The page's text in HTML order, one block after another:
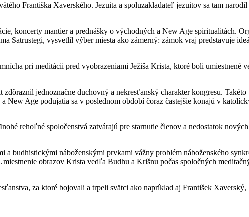
Františka Xaverského. Jezuita a spoluzakladateľ jezuitov sa tam
koncerty mantier a prednášky o východných a New Age spiritualitách.
Satrustegi, vysvetlil výber miesta ako zámerný: zámok vraj predstavuje
pri meditácii pred vyobrazeniami Ježiša Krista, ktoré boli umiestnené
jednoznačne duchovný a nekresťanský charakter kongresu.
New Age podujatia sa v poslednom období čoraz častejšie konajú v
rehoľné spoločenstvá zatvárajú pre starnutie členov a nedostatok
budhistickými náboženskými prvkami vážny problém náboženského
obrazov Krista vedľa Budhu a Krišnu počas spoločných
za ktoré bojovali a trpeli svätci ako napríklad aj František